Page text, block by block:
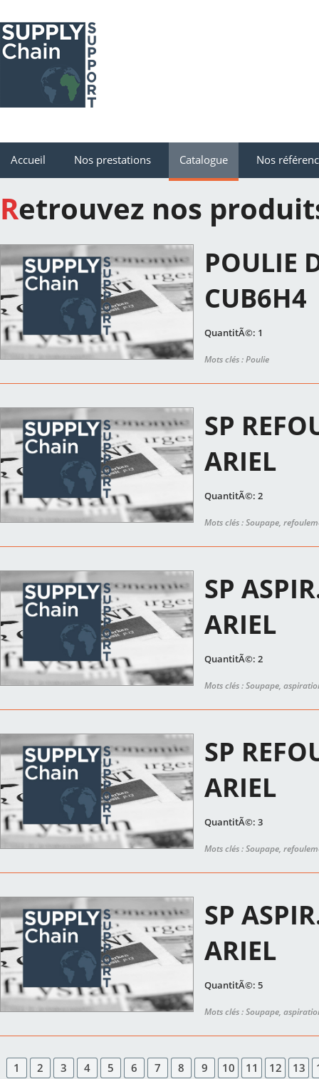
Accueil Nos prestations Catalogue Nos
Retrouvez nos
POULIE
CUB6H4
QuantitÃ©: 1
Mots clés : Poulie
SP
ARIEL
QuantitÃ©: 2
Mots clés : Soupape,
SP
ARIEL
QuantitÃ©: 2
Mots clés : Soupape,
SP
ARIEL
QuantitÃ©: 3
Mots clés : Soupape,
SP
ARIEL
QuantitÃ©: 5
Mots clés : Soupape,
1 2 3 4 5 6 7 8 9 10 11 12 13